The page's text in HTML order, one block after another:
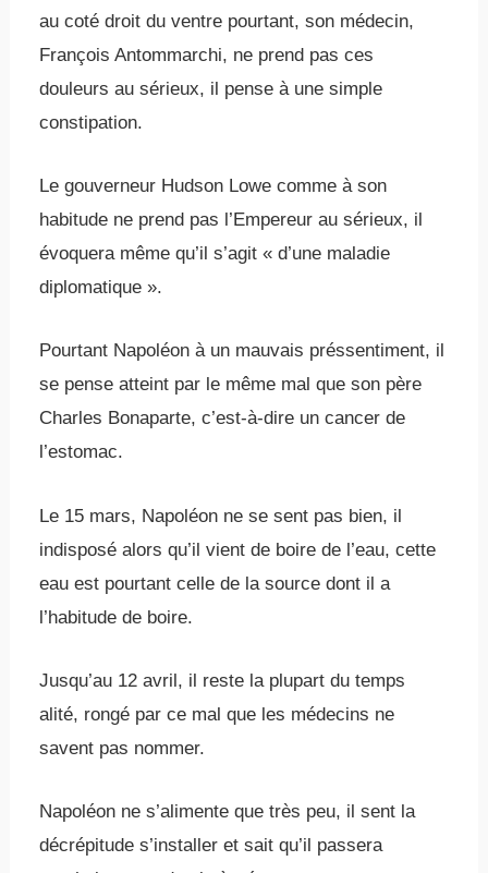
au coté droit du ventre pourtant, son médecin,
François Antommarchi, ne prend pas ces
douleurs au sérieux, il pense à une simple
constipation.
Le gouverneur Hudson Lowe comme à son
habitude ne prend pas l’Empereur au sérieux, il
évoquera même qu’il s’agit « d’une maladie
diplomatique ».
Pourtant Napoléon à un mauvais préssentiment, il
se pense atteint par le même mal que son père
Charles Bonaparte, c’est-à-dire un cancer de
l’estomac.
Le 15 mars, Napoléon ne se sent pas bien, il
indisposé alors qu’il vient de boire de l’eau, cette
eau est pourtant celle de la source dont il a
l’habitude de boire.
Jusqu’au 12 avril, il reste la plupart du temps
alité, rongé par ce mal que les médecins ne
savent pas nommer.
Napoléon ne s’alimente que très peu, il sent la
décrépitude s’installer et sait qu’il passera